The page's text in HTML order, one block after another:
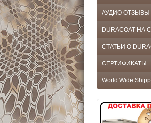
АУДИО ОТЗЫВЫ
DURACOAT НА
СТАТЬИ О
СЕРТИФИКАТЫ
World Wide